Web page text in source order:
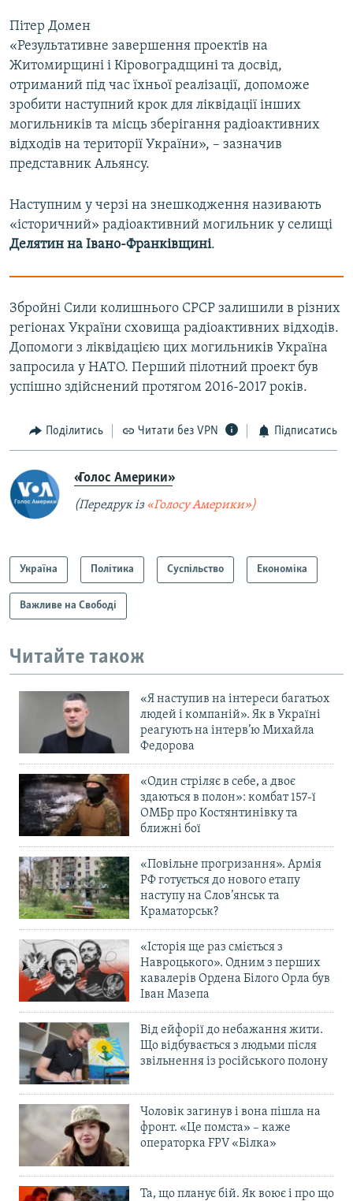
Пітер Домен
«Результативне завершення проектів на
Житомирщині і Кіровоградщині та досвід,
отриманий під час їхньої реалізації, допоможе
зробити наступний крок для ліквідації інших
могильників та місць зберігання радіоактивних
відходів на території України», – зазначив
представник Альянсу.
Наступним у черзі на знешкодження називають
«історичний» радіоактивний могильник у селищі
Делятин на Івано-Франківщині.
Збройні Сили колишнього СРСР залишили в різних
регіонах України сховища радіоактивних відходів.
Допомоги з ліквідацією цих могильників Україна
запросила у НАТО. Перший пілотний проект був
успішно здійснений протягом 2016-2017 років.
Поділитись Читати без VPN Підписатись
«Голос Америки»
(Передрук із «Голосу Америки»)
Україна Політика Суспільство Економіка
Важливе на Свободі
Читайте також
«Я наступив на інтереси багатьох
людей і компаній». Як в Україні
реагують на інтерв’ю Михайла
Федорова
«Один стріляє в себе, а двоє
здаються в полон»: комбат 157-ї
ОМБр про Костянтинівку та
ближні бої
«Повільне прогризання». Армія
РФ готується до нового етапу
наступу на Слов’янськ та
Краматорськ?
«Історія ще раз сміється з
Навроцького». Одним з перших
кавалерів Ордена Білого Орла був
Іван Мазепа
Від ейфорії до небажання жити.
Що відбувається з людьми після
звільнення із російського полону
Чоловік загинув і вона пішла на
фронт. «Це помста» – каже
операторка FPV «Білка»
Та, що планує бій. Як воює і про що